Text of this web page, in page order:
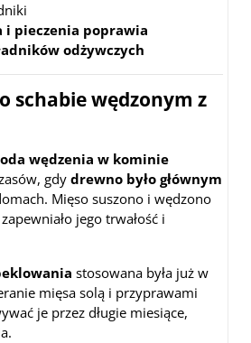
i pieczenia poprawia
odżywczych
schabie wędzonym z
wędzenia w kominie
gdy drewno było głównym
Mięso suszono i wędzono
jego trwałość i
stosowana była już w
mięsa solą i przyprawami
je przez długie miesiące,